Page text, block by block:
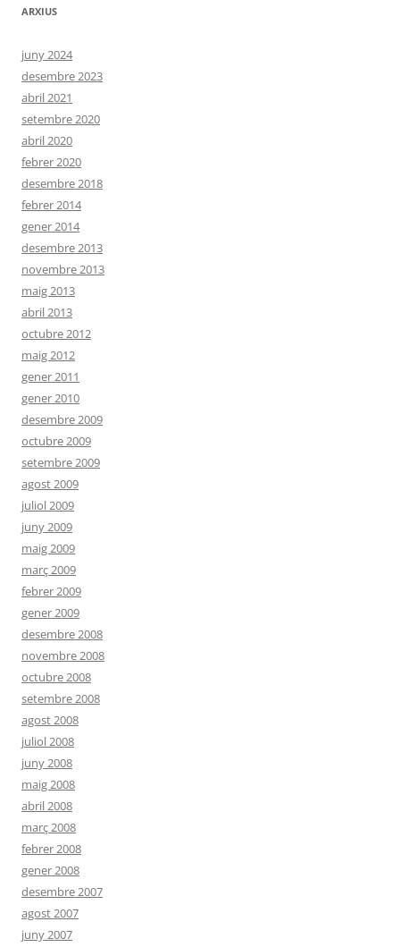
ARXIUS
juny 2024
desembre 2023
abril 2021
setembre 2020
abril 2020
febrer 2020
desembre 2018
febrer 2014
gener 2014
desembre 2013
novembre 2013
maig 2013
abril 2013
octubre 2012
maig 2012
gener 2011
gener 2010
desembre 2009
octubre 2009
setembre 2009
agost 2009
juliol 2009
juny 2009
maig 2009
març 2009
febrer 2009
gener 2009
desembre 2008
novembre 2008
octubre 2008
setembre 2008
agost 2008
juliol 2008
juny 2008
maig 2008
abril 2008
març 2008
febrer 2008
gener 2008
desembre 2007
agost 2007
juny 2007